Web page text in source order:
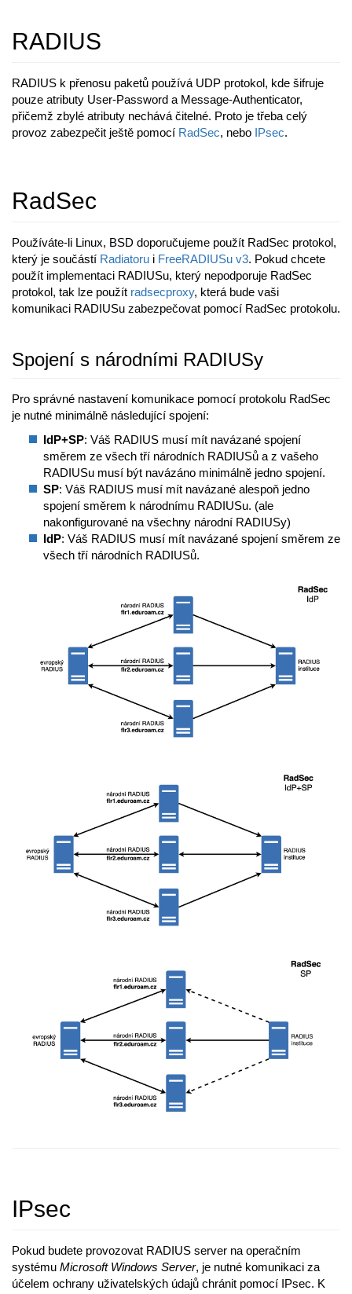
RADIUS
RADIUS k přenosu paketů používá UDP protokol, kde šifruje
pouze atributy User-Password a Message-Authenticator,
přičemž zbylé atributy nechává čitelné. Proto je třeba celý
provoz zabezpečit ještě pomocí RadSec, nebo IPsec.
RadSec
Používáte-li Linux, BSD doporučujeme použít RadSec protokol,
který je součástí Radiatoru i FreeRADIUSu v3. Pokud chcete
použít implementaci RADIUSu, který nepodporuje RadSec
protokol, tak lze použít radsecproxy, která bude vaši
komunikaci RADIUSu zabezpečovat pomocí RadSec protokolu.
Spojení s národními RADIUSy
Pro správné nastavení komunikace pomocí protokolu RadSec
je nutné minimálně následující spojení:
IdP+SP: Váš RADIUS musí mít navázané spojení
směrem ze všech tří národních RADIUSů a z vašeho
RADIUSu musí být navázáno minimálně jedno spojení.
SP: Váš RADIUS musí mít navázané alespoň jedno
spojení směrem k národnímu RADIUSu. (ale
nakonfigurované na všechny národní RADIUSy)
IdP: Váš RADIUS musí mít navázané spojení směrem ze
všech tří národních RADIUSů.
IPsec
Pokud budete provozovat RADIUS server na operačním
systému Microsoft Windows Server, je nutné komunikaci za
účelem ochrany uživatelských údajů chránit pomocí IPsec. K